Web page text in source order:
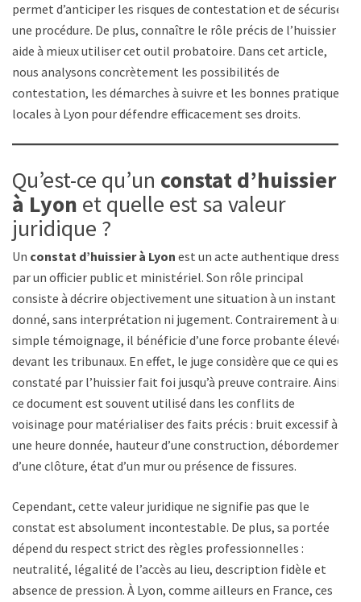
permet d’anticiper les risques de contestation et de sécuriser
une procédure. De plus, connaître le rôle précis de l’huissier
aide à mieux utiliser cet outil probatoire. Dans cet article,
nous analysons concrètement les possibilités de
contestation, les démarches à suivre et les bonnes pratiques
locales à Lyon pour défendre efficacement ses droits.
Qu’est-ce qu’un constat d’huissier
à Lyon et quelle est sa valeur
juridique ?
Un constat d’huissier à Lyon est un acte authentique dressé
par un officier public et ministériel. Son rôle principal
consiste à décrire objectivement une situation à un instant
donné, sans interprétation ni jugement. Contrairement à un
simple témoignage, il bénéficie d’une force probante élevée
devant les tribunaux. En effet, le juge considère que ce qui est
constaté par l’huissier fait foi jusqu’à preuve contraire. Ainsi,
ce document est souvent utilisé dans les conflits de
voisinage pour matérialiser des faits précis : bruit excessif à
une heure donnée, hauteur d’une construction, débordement
d’une clôture, état d’un mur ou présence de fissures.
Cependant, cette valeur juridique ne signifie pas que le
constat est absolument incontestable. De plus, sa portée
dépend du respect strict des règles professionnelles :
neutralité, légalité de l’accès au lieu, description fidèle et
absence de pression. À Lyon, comme ailleurs en France, ces